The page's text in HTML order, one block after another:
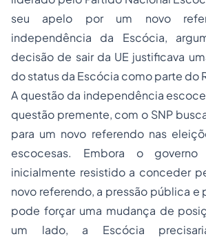
seu apelo por um novo
independência da Escócia,
decisão de sair da UE justificava
do status da Escócia como parte do
A questão da independência
questão premente, com o SNP
para um novo referendo nas
escocesas. Embora o governo
inicialmente resistido a conceder
novo referendo, a pressão pública
pode forçar uma mudança de
um lado, a Escócia